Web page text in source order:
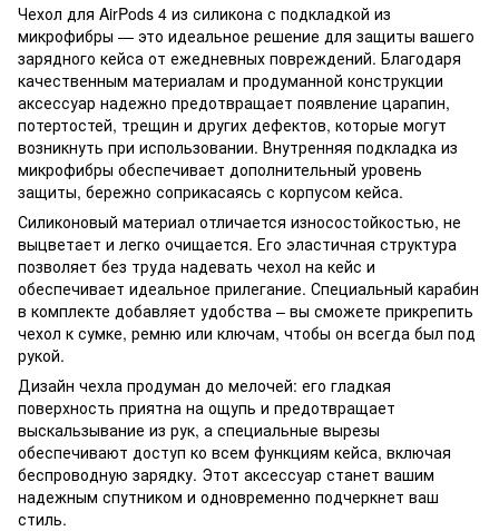
Чехол для AirPods 4 из силикона с подкладкой из
микрофибры — это идеальное решение для защиты вашего
зарядного кейса от ежедневных повреждений. Благодаря
качественным материалам и продуманной конструкции
аксессуар надежно предотвращает появление царапин,
потертостей, трещин и других дефектов, которые могут
возникнуть при использовании. Внутренняя подкладка из
микрофибры обеспечивает дополнительный уровень
защиты, бережно соприкасаясь с корпусом кейса.
Силиконовый материал отличается износостойкостью, не
выцветает и легко очищается. Его эластичная структура
позволяет без труда надевать чехол на кейс и
обеспечивает идеальное прилегание. Специальный карабин
в комплекте добавляет удобства – вы сможете прикрепить
чехол к сумке, ремню или ключам, чтобы он всегда был под
рукой.
Дизайн чехла продуман до мелочей: его гладкая
поверхность приятна на ощупь и предотвращает
выскальзывание из рук, а специальные вырезы
обеспечивают доступ ко всем функциям кейса, включая
беспроводную зарядку. Этот аксессуар станет вашим
надежным спутником и одновременно подчеркнет ваш
стиль.